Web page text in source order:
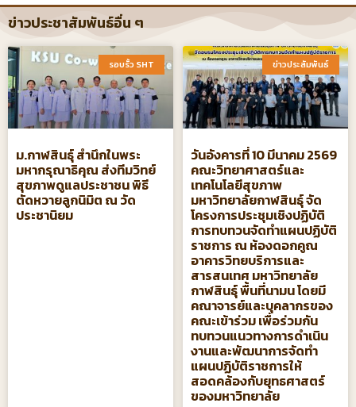
ข่าวประชาสัมพันธ์อื่น ๆ
รอบรั้ว SHT​
ม.กาฬสินธุ์ สำนึกในพระ
มหากรุณาธิคุณ ส่งทีมวิทย์
สุขภาพดูแลประชาชน พิธี
ตัดหวายลูกนิมิต ณ วัด
ประชานิยม
ข่าวประสัมพันธ์​
วันอังคารที่ 10 มีนาคม 2569
คณะวิทยาศาสตร์และ
เทคโนโลยีสุขภาพ
มหาวิทยาลัยกาฬสินธุ์ จัด
โครงการประชุมเชิงปฏิบัติ
การทบทวนจัดทําแผนปฏิบัติ
ราชการ ณ ห้องดอกคูณ
อาคารวิทยบริการและ
สารสนเทศ มหาวิทยาลัย
กาฬสินธุ์ พื้นที่นามน โดยมี
คณาจารย์และบุคลากรของ
คณะเข้าร่วม เพื่อร่วมกัน
ทบทวนแนวทางการดำเนิน
งานและพัฒนาการจัดทำ
แผนปฏิบัติราชการให้
สอดคล้องกับยุทธศาสตร์
ของมหาวิทยาลัย